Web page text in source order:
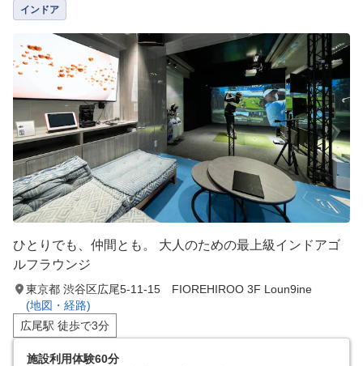
インドア
ひとりでも、仲間とも。 大人のための最上級インドアゴ
ルフラウンジ
東京都 渋谷区広尾5-11-15 FIOREHIROO 3F Loun9ine
(地図・経路)
広尾駅 徒歩で3分
施設利用体験60分